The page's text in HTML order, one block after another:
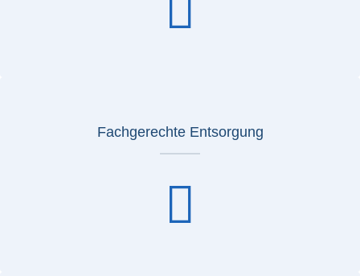
Fachgerechte Entsorgung